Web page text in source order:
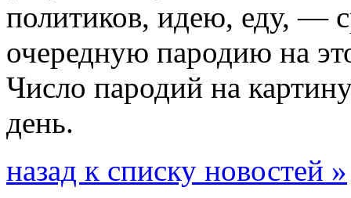
политиков, идею, еду, —
очередную пародию на
Число пародий на
день.
назад к списку новостей »